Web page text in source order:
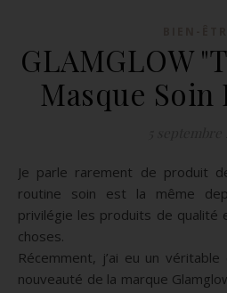
GLAMGLOW
Masque
Je parle rarement de produit de beauté parce que ma
routine soin est la même
privilégie les produits de qualité
choses.
Récemment, j’ai eu un
nouveauté de la marque